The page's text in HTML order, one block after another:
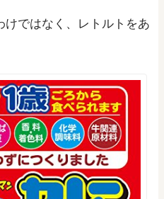
ではなく、レトルトをあ